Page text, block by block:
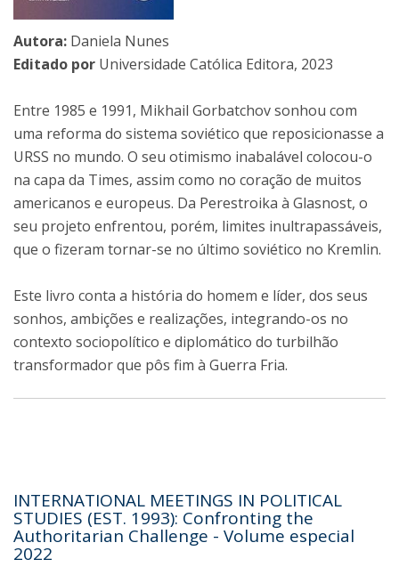
Autora: Daniela Nunes
Editado por Universidade Católica Editora, 2023
Entre 1985 e 1991, Mikhail Gorbatchov sonhou com
uma reforma do sistema soviético que reposicionasse a
URSS no mundo. O seu otimismo inabalável colocou-o
na capa da Times, assim como no coração de muitos
americanos e europeus. Da Perestroika à Glasnost, o
seu projeto enfrentou, porém, limites inultrapassáveis,
que o fizeram tornar-se no último soviético no Kremlin.
Este livro conta a história do homem e líder, dos seus
sonhos, ambições e realizações, integrando-os no
contexto sociopolítico e diplomático do turbilhão
transformador que pôs fim à Guerra Fria.
INTERNATIONAL MEETINGS IN POLITICAL
STUDIES (EST. 1993): Confronting the
Authoritarian Challenge - Volume especial
2022